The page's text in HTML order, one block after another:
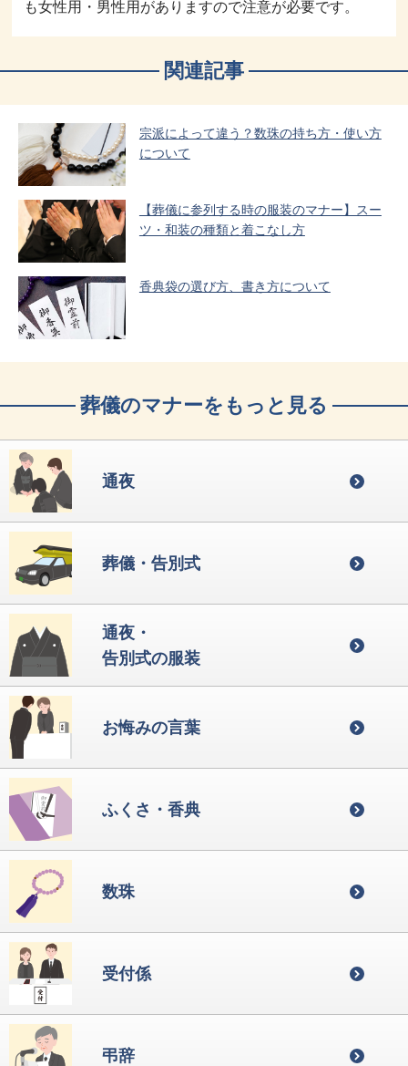
も女性用・男性用がありますので注意が必要です。
関連記事
宗派によって違う？数珠の持ち方・使い方
について
【葬儀に参列する時の服装のマナー】スー
ツ・和装の種類と着こなし方
香典袋の選び方、書き方について
葬儀のマナーをもっと見る
通夜
葬儀・告別式
通夜・
告別式の服装
お悔みの言葉
ふくさ・香典
数珠
受付係
弔辞